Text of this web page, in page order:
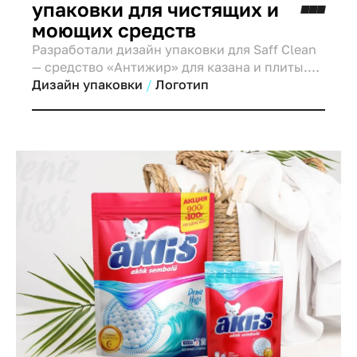
упаковки для чистящих и
моющих средств
Разработали дизайн упаковки для Saff Clean
— средство «Антижир» для казана и плиты.
Чистота, контраст и простота коммуникации
Дизайн упаковки Логотип